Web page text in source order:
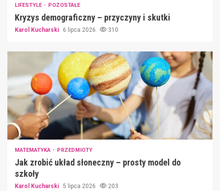
LIFESTYLE POZOSTAŁE
Kryzys demograficzny – przyczyny i skutki
Karol Kucharski 6 lipca 2026 310
MATEMATYKA PRZEDMIOTY
Jak zrobić układ słoneczny – prosty model do
szkoły
Karol Kucharski 5 lipca 2026 203